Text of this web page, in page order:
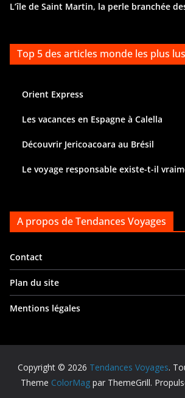
L’île de Saint Martin, la perle branchée
Top 5 des articles monde les plus
Orient Express
Les vacances en Espagne à Calella
Découvrir Jericoacoara au Brésil
Le voyage responsable existe-t-il
A propos de Tendances Voyages
Contact
Plan du site
Mentions légales
Copyright © 2026 Tendances Voyages.
Theme ColorMag par ThemeGrill.